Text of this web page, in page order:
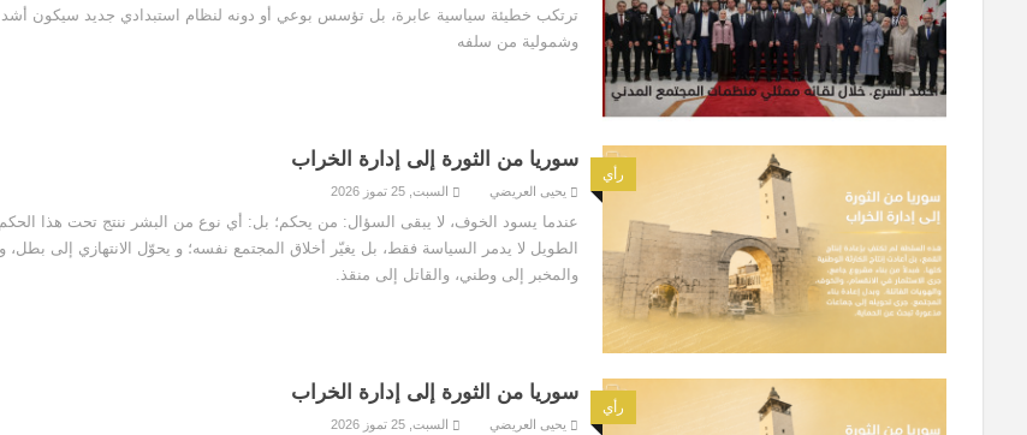
ترتكب خطيئة سياسية عابرة، بل تؤسس بوعي أو دونه لنظام استبدادي جديد سيكون أشد
وشمولية من سلفه
رأي
سوريا من الثورة إلى إدارة الخراب
يحيى العريضي السبت, 25 تموز 2026
عندما يسود الخوف، لا يبقى السؤال: من يحكم؛ بل: أي نوع من البشر ننتج تحت هذا
الطويل لا يدمر السياسة فقط، بل يغيّر أخلاق المجتمع نفسه؛ و يحوّل الانتهازي إلى بطل،
والمخبر إلى وطني، والقاتل إلى منقذ.
رأي
سوريا من الثورة إلى إدارة الخراب
يحيى العريضي السبت, 25 تموز 2026